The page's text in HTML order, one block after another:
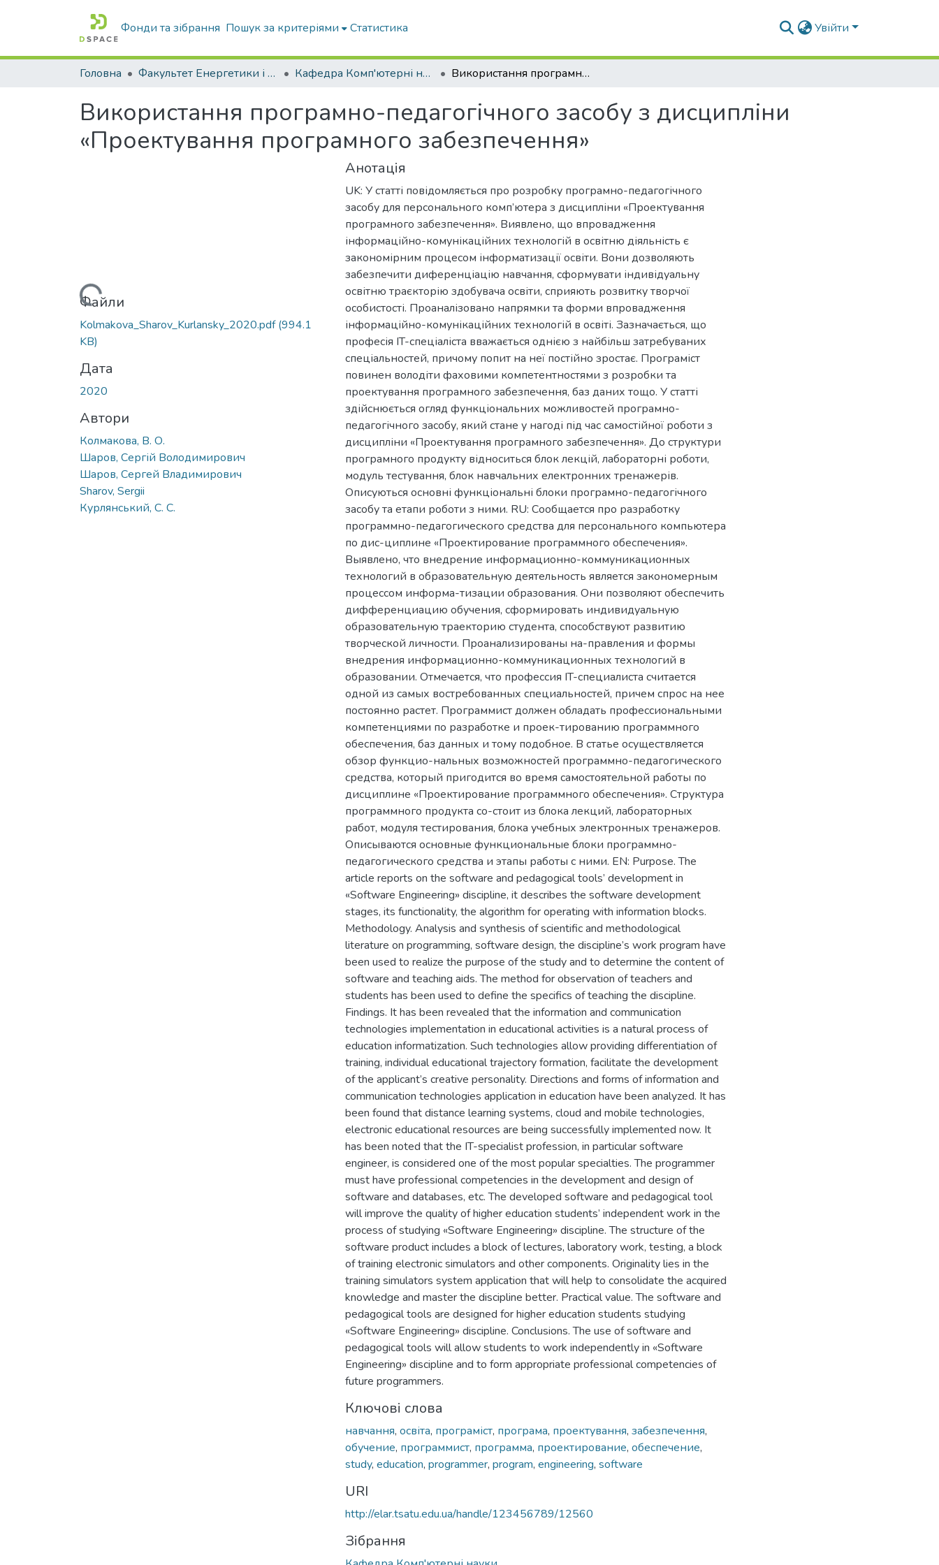
Фонди та зібрання Пошук за критеріями Статистика Увійти
Головна Факультет Енергетики і комп'ютерних технологій Кафедра Комп'ютерні науки Використання програмно-педагогічного засобу з дисципліни «Проектування програмного забезпечення»
Використання програмно-педагогічного засобу з дисципліни
«Проектування програмного забезпечення»
Вантажиться...
Файли
Kolmakova_Sharov_Kurlansky_2020.pdf(994.1
KB)
Дата
2020
Автори
Колмакова, В. О.
Шаров, Сергій Володимирович
Шаров, Сергей Владимирович
Sharov, Sergii
Курлянський, С. С.
Анотація
UK: У статті повідомляється про розробку програмно-педагогічного
засобу для персонального комп’ютера з дисципліни «Проектування
програмного забезпечення». Виявлено, що впровадження
інформаційно-комунікаційних технологій в освітню діяльність є
закономірним процесом інформатизації освіти. Вони дозволяють
забезпечити диференціацію навчання, сформувати індивідуальну
освітню траєкторію здобувача освіти, сприяють розвитку творчої
особистості. Проаналізовано напрямки та форми впровадження
інформаційно-комунікаційних технологій в освіті. Зазначається, що
професія IT-спеціаліста вважається однією з найбільш затребуваних
спеціальностей, причому попит на неї постійно зростає. Програміст
повинен володіти фаховими компетентностями з розробки та
проектування програмного забезпечення, баз даних тощо. У статті
здійснюється огляд функціональних можливостей програмно-
педагогічного засобу, який стане у нагоді під час самостійної роботи з
дисципліни «Проектування програмного забезпечення». До структури
програмного продукту відноситься блок лекцій, лабораторні роботи,
модуль тестування, блок навчальних електронних тренажерів.
Описуються основні функціональні блоки програмно-педагогічного
засобу та етапи роботи з ними. RU: Сообщается про разработку
программно-педагогического средства для персонального компьютера
по дис-циплине «Проектирование программного обеспечения».
Выявлено, что внедрение информационно-коммуникационных
технологий в образовательную деятельность является закономерным
процессом информа-тизации образования. Они позволяют обеспечить
дифференциацию обучения, сформировать индивидуальную
образовательную траекторию студента, способствуют развитию
творческой личности. Проанализированы на-правления и формы
внедрения информационно-коммуникационных технологий в
образовании. Отмечается, что профессия IT-специалиста считается
одной из самых востребованных специальностей, причем спрос на нее
постоянно растет. Программист должен обладать профессиональными
компетенциями по разработке и проек-тированию программного
обеспечения, баз данных и тому подобное. В статье осуществляется
обзор функцио-нальных возможностей программно-педагогического
средства, который пригодится во время самостоятельной работы по
дисциплине «Проектирование программного обеспечения». Структура
программного продукта со-стоит из блока лекций, лабораторных
работ, модуля тестирования, блока учебных электронных тренажеров.
Описываются основные функциональные блоки программно-
педагогического средства и этапы работы с ними. EN: Purpose. The
article reports on the software and pedagogical tools’ development in
«Software Engineering» discipline, it describes the software development
stages, its functionality, the algorithm for operating with information blocks.
Methodology. Analysis and synthesis of scientific and methodological
literature on programming, software design, the discipline’s work program have
been used to realize the purpose of the study and to determine the content of
software and teaching aids. The method for observation of teachers and
students has been used to define the specifics of teaching the discipline.
Findings. It has been revealed that the information and communication
technologies implementation in educational activities is a natural process of
education informatization. Such technologies allow providing differentiation of
training, individual educational trajectory formation, facilitate the development
of the applicant’s creative personality. Directions and forms of information and
communication technologies application in education have been analyzed. It has
been found that distance learning systems, cloud and mobile technologies,
electronic educational resources are being successfully implemented now. It
has been noted that the IT-specialist profession, in particular software
engineer, is considered one of the most popular specialties. The programmer
must have professional competencies in the development and design of
software and databases, etc. The developed software and pedagogical tool
will improve the quality of higher education students’ independent work in the
process of studying «Software Engineering» discipline. The structure of the
software product includes a block of lectures, laboratory work, testing, a block
of training electronic simulators and other components. Originality lies in the
training simulators system application that will help to consolidate the acquired
knowledge and master the discipline better. Practical value. The software and
pedagogical tools are designed for higher education students studying
«Software Engineering» discipline. Conclusions. The use of software and
pedagogical tools will allow students to work independently in «Software
Engineering» discipline and to form appropriate professional competencies of
future programmers.
Ключові слова
навчання, освіта, програміст, програма, проектування, забезпечення,
обучение, программист, программа, проектирование, обеспечение,
study, education, programmer, program, engineering, software
URI
http://elar.tsatu.edu.ua/handle/123456789/12560
Зібрання